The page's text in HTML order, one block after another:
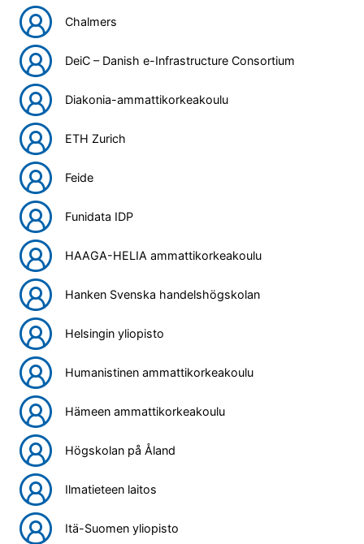
Chalmers
DeiC – Danish e-Infrastructure Consortium
Diakonia-ammattikorkeakoulu
ETH Zurich
Feide
Funidata IDP
HAAGA-HELIA ammattikorkeakoulu
Hanken Svenska handelshögskolan
Helsingin yliopisto
Humanistinen ammattikorkeakoulu
Hämeen ammattikorkeakoulu
Högskolan på Åland
Ilmatieteen laitos
Itä-Suomen yliopisto